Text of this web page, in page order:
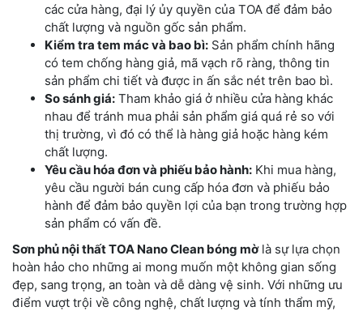
các cửa hàng, đại lý ủy quyền của TOA để đảm bảo
chất lượng và nguồn gốc sản phẩm.
Kiểm tra tem mác và bao bì: Sản phẩm chính hãng
có tem chống hàng giả, mã vạch rõ ràng, thông tin
sản phẩm chi tiết và được in ấn sắc nét trên bao bì.
So sánh giá: Tham khảo giá ở nhiều cửa hàng khác
nhau để tránh mua phải sản phẩm giá quá rẻ so với
thị trường, vì đó có thể là hàng giả hoặc hàng kém
chất lượng.
Yêu cầu hóa đơn và phiếu bảo hành: Khi mua hàng,
yêu cầu người bán cung cấp hóa đơn và phiếu bảo
hành để đảm bảo quyền lợi của bạn trong trường hợp
sản phẩm có vấn đề.
Sơn phủ nội thất TOA Nano Clean bóng mờlà sự lựa chọn
hoàn hảo cho những ai mong muốn một không gian sống
đẹp, sang trọng, an toàn và dễ dàng vệ sinh. Với những ưu
điểm vượt trội về công nghệ, chất lượng và tính thẩm mỹ,